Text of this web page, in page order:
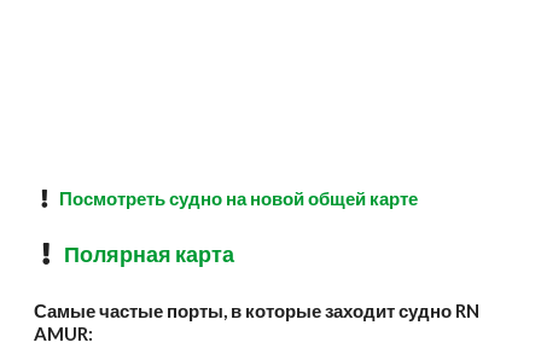
Посмотреть судно на новой общей карте
Полярная карта
Самые частые порты, в которые заходит судно RN
AMUR: